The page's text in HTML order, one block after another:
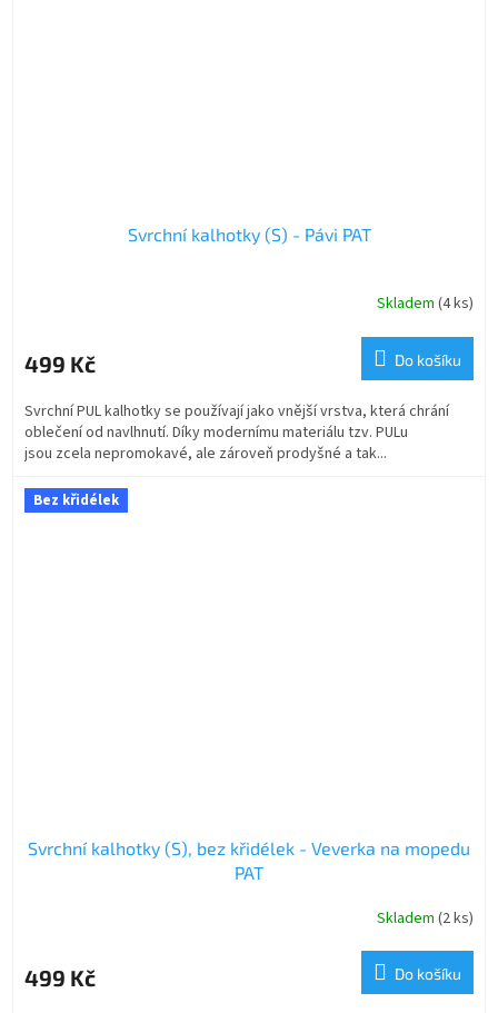
Svrchní kalhotky (S) - Pávi PAT
Skladem (4 ks)
499 Kč Do košíku
Svrchní PUL kalhotky se používají jako vnější vrstva, která chrání
oblečení od navlhnutí. Díky modernímu materiálu tzv. PULu
jsou zcela nepromokavé, ale zároveň prodyšné a tak...
Bez křidélek
Svrchní kalhotky (S), bez křidélek - Veverka na mopedu
PAT
Skladem (2 ks)
499 Kč Do košíku